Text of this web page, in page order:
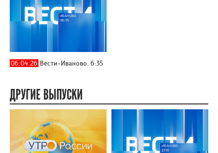
06.04.26 Вести-Иваново. 6:35
ДРУГИЕ ВЫПУСКИ